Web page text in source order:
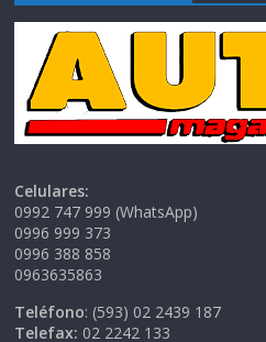
Celulares:
0992 747 999 (WhatsApp)
0996 999 373
0996 388 858
0963635863
Teléfono: (593) 02 2439 187
Telefax: 02 2242 133